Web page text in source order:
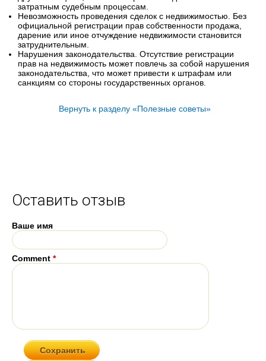
затратным судебным процессам.
Невозможность проведения сделок с недвижимостью. Без
официальной регистрации прав собственности продажа,
дарение или иное отчуждение недвижимости становится
затруднительным.
Нарушения законодательства. Отсутствие регистрации
прав на недвижимость может повлечь за собой нарушения
законодательства, что может привести к штрафам или
санкциям со стороны государственных органов.
Вернуть к разделу «Полезные советы»
Оставить отзыв
Ваше имя
Comment *